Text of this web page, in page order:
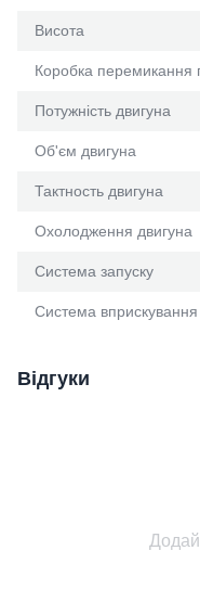
Висота
Коробка перемикання
Потужність двигуна
Об'єм двигуна
Тактность двигуна
Охолодження двигуна
Система запуску
Система
Відгуки